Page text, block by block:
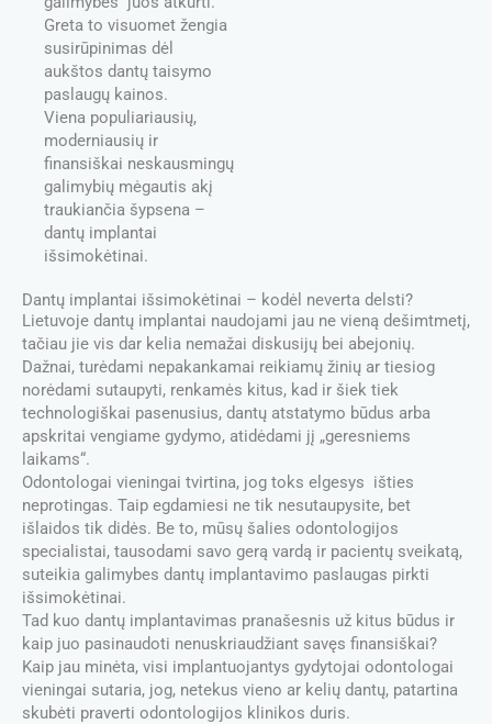
Greta to visuomet žengia
susirūpinimas dėl
aukštos dantų taisymo
paslaugų kainos.
Viena populiariausių,
moderniausių ir
finansiškai neskausmingų
galimybių mėgautis akį
traukiančia šypsena –
dantų implantai
išsimokėtinai.
Dantų implantai išsimokėtinai – kodėl neverta delsti?
Lietuvoje dantų implantai naudojami jau ne vieną dešimtmetį,
tačiau jie vis dar kelia nemažai diskusijų bei abejonių.
Dažnai, turėdami nepakankamai reikiamų žinių ar tiesiog
norėdami sutaupyti, renkamės kitus, kad ir šiek tiek
technologiškai pasenusius, dantų atstatymo būdus arba
apskritai vengiame gydymo, atidėdami jį „geresniems
laikams“.
Odontologai vieningai tvirtina, jog toks elgesys išties
neprotingas. Taip egdamiesi ne tik nesutaupysite, bet
išlaidos tik didės. Be to, mūsų šalies odontologijos
specialistai, tausodami savo gerą vardą ir pacientų sveikatą,
suteikia galimybes dantų implantavimo paslaugas pirkti
išsimokėtinai.
Tad kuo dantų implantavimas pranašesnis už kitus būdus ir
kaip juo pasinaudoti nenuskriaudžiant savęs finansiškai?
Kaip jau minėta, visi implantuojantys gydytojai odontologai
vieningai sutaria, jog, netekus vieno ar kelių dantų, patartina
skubėti praverti odontologijos klinikos duris.